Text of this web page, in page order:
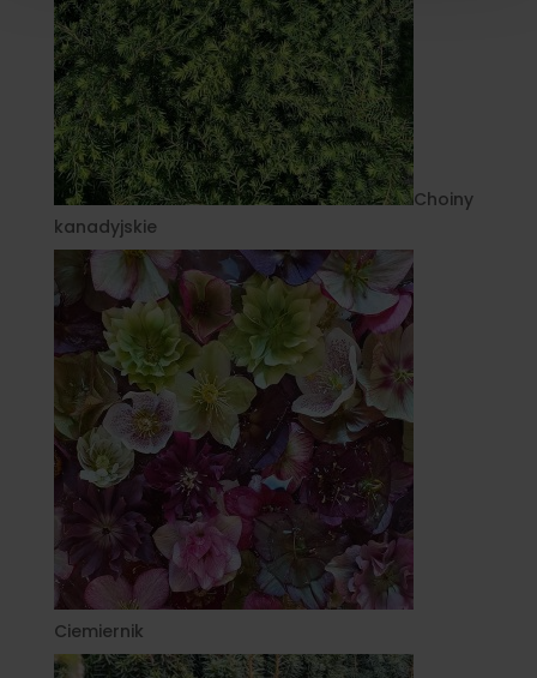
Choiny
kanadyjskie
Ciemiernik